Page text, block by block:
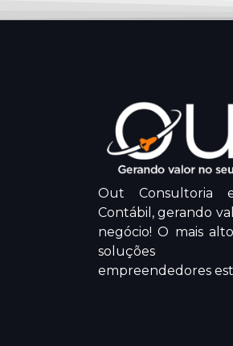
Out Consultoria
Contábil, gerando
negócio! O mais
soluções
empreendedores